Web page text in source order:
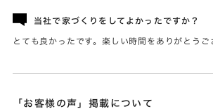
当社で家づくりをしてよかったですか？
とても良かったです。楽しい時間をありがとうご
「お客様の声」掲載について